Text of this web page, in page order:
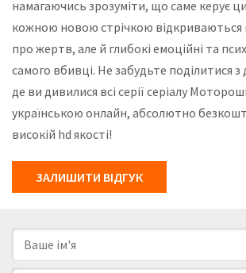
намагаючись зрозуміти, що саме керує
кожною новою стрічкою відкриваються
про жертв, але й глибокі емоційні та
самого вбивці. Не забудьте поділитися з
де ви дивилися всі серії серіалу
українською онлайн, абсолютно
високій hd якості!
ЗАЛИШИТИ ВІДГУК